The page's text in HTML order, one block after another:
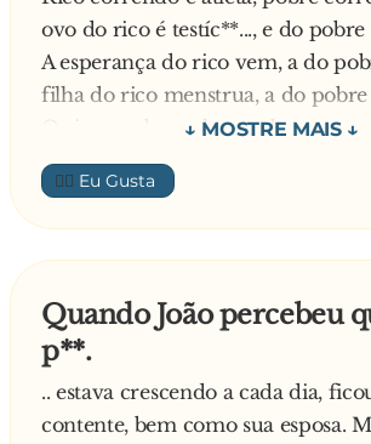
ovo do rico é testíc**..., e do pobre
A esperança do rico vem, a do
filha do rico menstrua, a do pobre
O rico usa bengala, o pobre usa
masturba, o pobre bate p**....
Mas a vida é assim mesmo, seja
sul, o rico toma champanhe, e o
cú.
👍🏼
Quando João percebeu
p**.
.. estava crescendo a cada dia,
contente, bem como sua esposa.